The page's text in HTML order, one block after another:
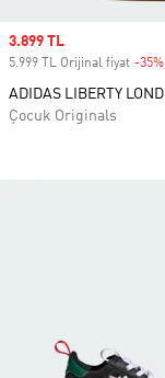
Sale price
3.899 TL
5.999 TL Orijinal fiyat -35%
ADIDAS LIBERTY
Çocuk Originals